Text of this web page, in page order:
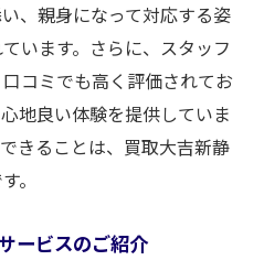
、親身になって対応する姿
います。さらに、スタッフ
コミでも高く評価されてお
地良い体験を提供していま
きることは、買取大吉新静
。
ービスのご紹介